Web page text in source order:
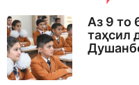
Аз 9 то
таҳсил